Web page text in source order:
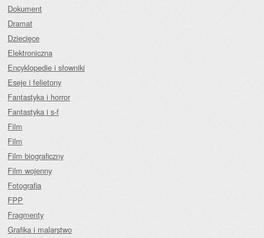
Dokument
Dramat
Dziecięce
Elektroniczna
Encyklopedie i słowniki
Eseje i felietony
Fantastyka i horror
Fantastyka i s-f
Film
Film
Film biograficzny
Film wojenny
Fotografia
FPP
Fragmenty
Grafika i malarstwo